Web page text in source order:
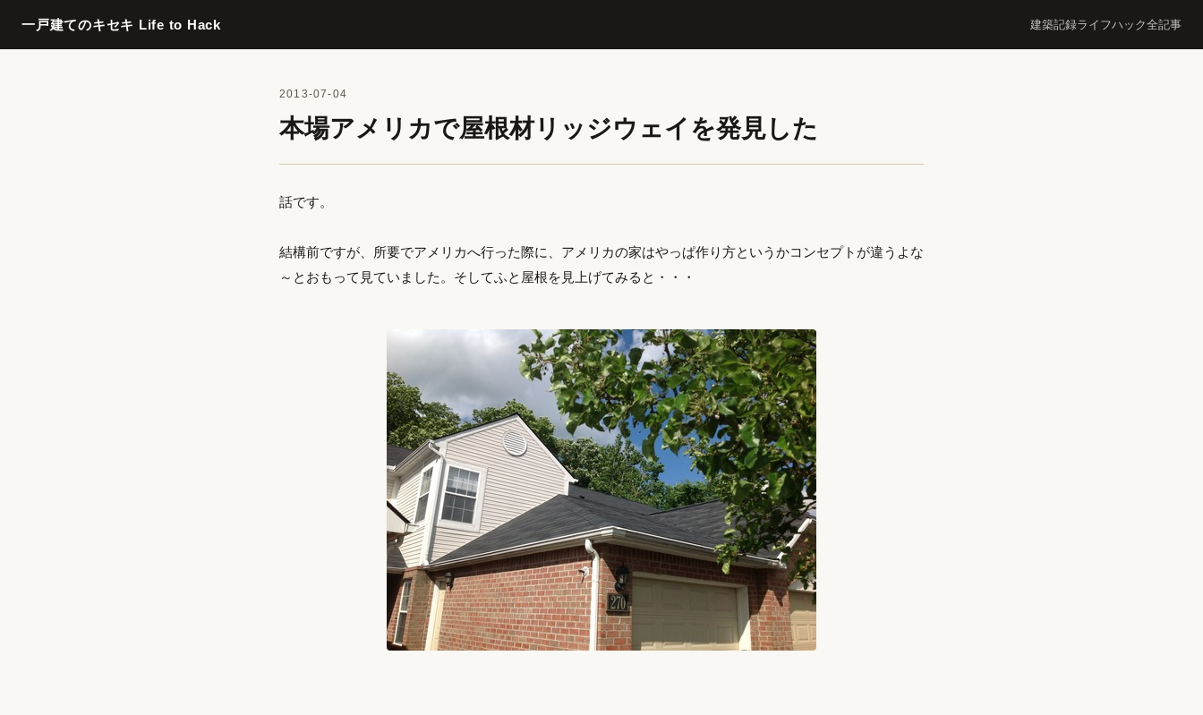
一戸建てのキセキ Life to Hack 建築記録ライフハック全記事
2013-07-04
本場アメリカで屋根材リッジウェイを発見した
話です。
結構前ですが、所要でアメリカへ行った際に、アメリカの家はやっぱ作り方というかコンセプトが違うよな
～とおもって見ていました。そしてふと屋根を見上げてみると・・・